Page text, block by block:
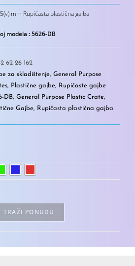
mm Rupičasta plastična gajba
modela : 5626-DB
62 26 162
za skladištenje, General Purpose
, Plastične gajbe, Rupičaste gajbe
DB, General Purpose Plastic Crate,
Gajbe, Rupičasta plastična gajba
TRAŽI PONUDU